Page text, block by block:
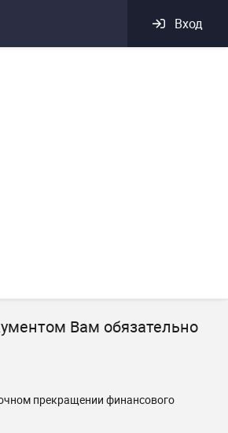
Вход
Вам обязательно
прекращении финансового